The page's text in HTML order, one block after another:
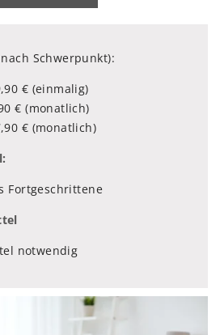
Schwerpunkt):
€ (einmalig)
€ (monatlich)
€ (monatlich)
Fortgeschrittene
notwendig